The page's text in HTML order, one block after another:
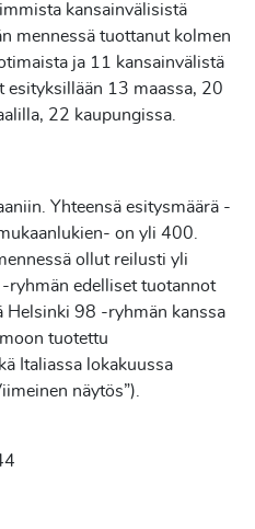
kansainvälisistä
mennessä tuottanut kolmen
ja 11 kansainvälistä
esityksillään 13 maassa, 20
22 kaupungissa.
Yhteensä esitysmäärä -
on yli 400.
ollut reilusti yli
edelliset tuotannot
Helsinki 98 -ryhmän kanssa
tuotettu
Italiassa lokakuussa
näytös”).